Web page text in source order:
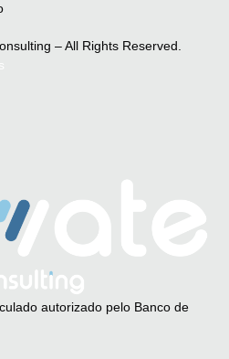
– All Rights Reserved.
autorizado pelo Banco de